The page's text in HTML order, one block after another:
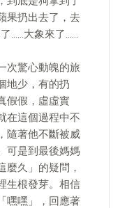
果扔出去了，去
……大象來了……
次驚心動魄的旅
地少，有的扔
假假，虛虛實
在這個過程中不
隨著他不斷被威
可是到最後媽媽
麼久」的疑問，
生根發芽。相信
嘿嘿」，回應著